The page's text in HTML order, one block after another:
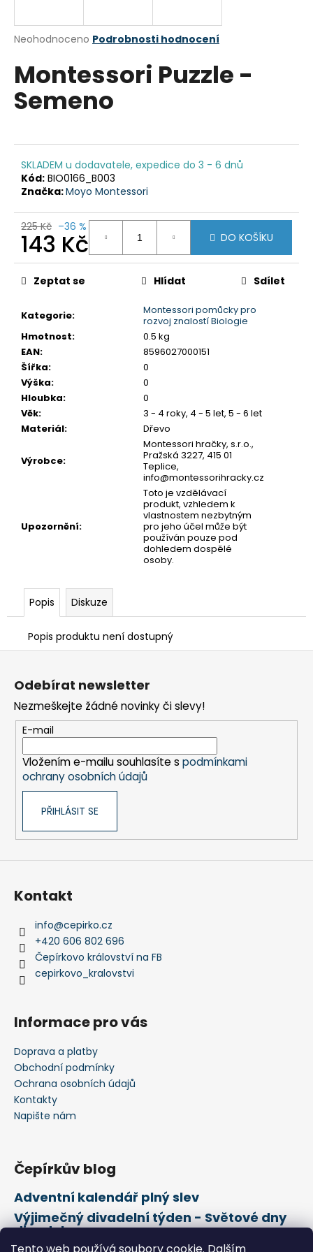
Průměrné
produktu
je
0,0
z
Neohodnoceno Podrobnosti hodnocení
Montessori Puzzle -
Semeno
SKLADEM u dodavatele, expedice do 3 - 6 dnů
Kód: BIO0166_B003
Značka:Moyo Montessori
225 Kč –36 %
143 Kč
Měrná
cena:
DO KOŠÍKU
Kategorie:
Montessori pomůcky pro
rozvoj znalostí Biologie
Hmotnost:
0.5 kg
EAN:
8596027000151
Šířka:
0
Výška:
0
Hloubka:
0
Věk:
3 - 4 roky, 4 - 5 let, 5 - 6 let
Materiál: Dřevo
Výrobce:
Montessori hračky, s.r.o.,
Pražská 3227, 415 01
Teplice,
info@montessorihracky.cz
Upozornění:
Toto je vzdělávací
produkt, vzhledem k
vlastnostem nezbytným
pro jeho účel může být
používán pouze pod
dohledem dospělé
osoby.
Zeptat se Hlídat Sdílet
Popis Diskuze
Popis produktu není dostupný
j
t
?
HLEDAT
D
o
o
č
u
e
m
e
MONTESSORI
NA
TŘI
Z
Odebírat newsletter
Nezmeškejte žádné novinky či slevy!
E-mail
Vložením e-mailu souhlasíte s podmínkami
ochrany osobních údajů
PŘIHLÁSIT SE
Kontakt
info@cepirko.cz
+420 606 802 696
Čepírkovo království na FB
cepirkovo_kralovstvi
Informace pro vás
Doprava a platby
Obchodní podmínky
Ochrana osobních údajů
Kontakty
Napište nám
Čepírkův blog
Adventní kalendář plný slev
Výjimečný divadelní týden - Světové dny
divadel